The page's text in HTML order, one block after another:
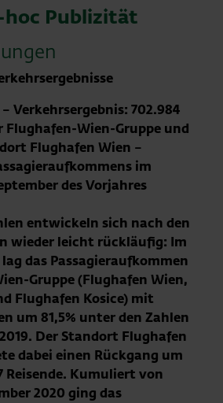
hoc Publizität
Verkehrsergebnis: 702.984
Flughafen-Wien-Gruppe und
Flughafen Wien –
im
des Vorjahres
entwickeln sich nach den
wieder leicht rückläufig: Im
das Passagieraufkommen
Gruppe (Flughafen Wien,
Flughafen Kosice) mit
um 81,5% unter den Zahlen
Der Standort Flughafen
dabei einen Rückgang um
Reisende. Kumuliert von
2020 ging das